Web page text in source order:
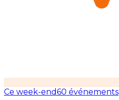
Ce week-end60 événements